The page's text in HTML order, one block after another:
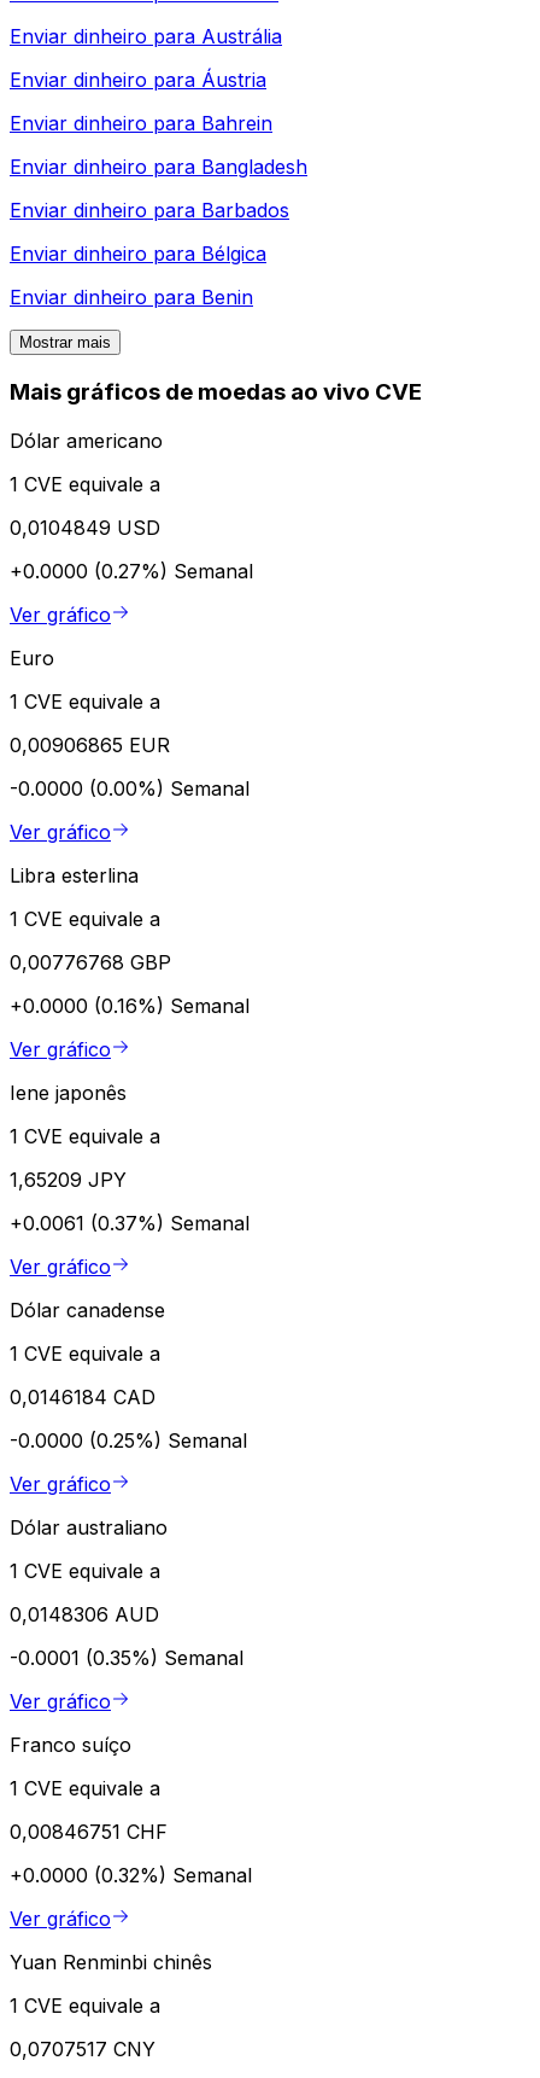
Enviar dinheiro para Austrália
Enviar dinheiro para Áustria
Enviar dinheiro para Bahrein
Enviar dinheiro para Bangladesh
Enviar dinheiro para Barbados
Enviar dinheiro para Bélgica
Enviar dinheiro para Benin
Mostrar mais
Mais gráficos de moedas ao vivo CVE
Dólar americano
1 CVE equivale a
0,0104849 USD
+0.0000 (0.27%) Semanal
Ver gráfico
Euro
1 CVE equivale a
0,00906865 EUR
-0.0000 (0.00%) Semanal
Ver gráfico
Libra esterlina
1 CVE equivale a
0,00776768 GBP
+0.0000 (0.16%) Semanal
Ver gráfico
Iene japonês
1 CVE equivale a
1,65209 JPY
+0.0061 (0.37%) Semanal
Ver gráfico
Dólar canadense
1 CVE equivale a
0,0146184 CAD
-0.0000 (0.25%) Semanal
Ver gráfico
Dólar australiano
1 CVE equivale a
0,0148306 AUD
-0.0001 (0.35%) Semanal
Ver gráfico
Franco suíço
1 CVE equivale a
0,00846751 CHF
+0.0000 (0.32%) Semanal
Ver gráfico
Yuan Renminbi chinês
1 CVE equivale a
0,0707517 CNY